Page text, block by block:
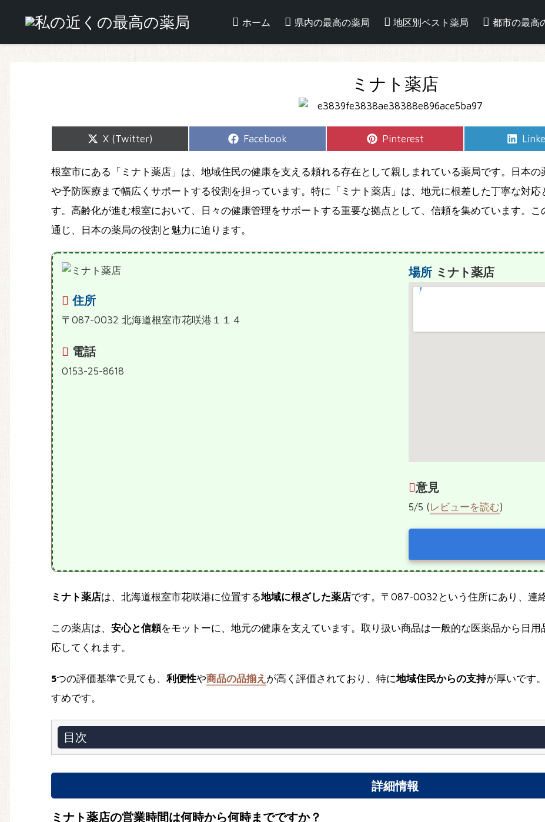
ホーム 県内の最高の薬局 地区別ベスト薬局 都市の最高
ミナト薬店
Share
X (Twitter)
Share
Facebook
Share
Pinterest
根室市にある「ミナト薬店」は、地域住民の健康を支える頼れる存在として親しまれている薬局です。日本
や予防医療まで幅広くサポートする役割を担っています。特に「ミナト薬店」は、地元に根差した丁寧な対
す。高齢化が進む根室において、日々の健康管理をサポートする重要な拠点として、信頼を集めています。
通じ、日本の薬局の役割と魅力に迫ります。
住所
〒087-0032 北海道根室市花咲港１１４
電話
0153-25-8618
場所ミナト薬店
意見
5/5 (レビューを読む)
ミナト薬店は、北海道根室市花咲港に位置する地域に根ざした薬店です。〒087-0032という住所にあり、連
この薬店は、 安心と信頼をモットーに、地元の健康を支えています。取り扱い商品は一般的な医薬品から日用
応してくれます。
5つの評価基準で見ても、 利便性や商品の品揃え が高く評価されており、特に地域住民からの支持が厚いです
すめです。
目次
詳細情報
ミナト薬店の営業時間は何時から何時までですか？